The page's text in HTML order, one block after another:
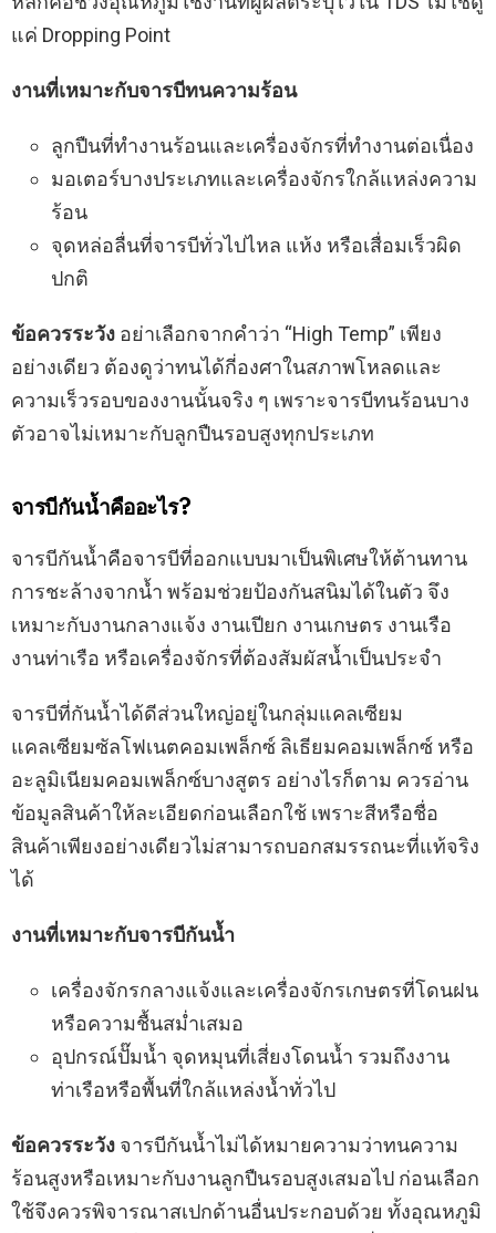
แค่ Dropping Point
งานที่เหมาะกับจารบีทนความร้อน
ลูกปืนที่ทำงานร้อนและเครื่องจักรที่ทำงานต่อเนื่อง
มอเตอร์บางประเภทและเครื่องจักรใกล้แหล่งความ
ร้อน
จุดหล่อลื่นที่จารบีทั่วไปไหล แห้ง หรือเสื่อมเร็วผิด
ปกติ
ข้อควรระวัง อย่าเลือกจากคำว่า “High Temp” เพียง
อย่างเดียว ต้องดูว่าทนได้กี่องศาในสภาพโหลดและ
ความเร็วรอบของงานนั้นจริง ๆ เพราะจารบีทนร้อนบาง
ตัวอาจไม่เหมาะกับลูกปืนรอบสูงทุกประเภท
จารบีกันน้ำคืออะไร?
จารบีกันน้ำคือจารบีที่ออกแบบมาเป็นพิเศษให้ต้านทาน
การชะล้างจากน้ำ พร้อมช่วยป้องกันสนิมได้ในตัว จึง
เหมาะกับงานกลางแจ้ง งานเปียก งานเกษตร งานเรือ
งานท่าเรือ หรือเครื่องจักรที่ต้องสัมผัสน้ำเป็นประจำ
จารบีที่กันน้ำได้ดีส่วนใหญ่อยู่ในกลุ่มแคลเซียม
แคลเซียมซัลโฟเนตคอมเพล็กซ์ ลิเธียมคอมเพล็กซ์ หรือ
อะลูมิเนียมคอมเพล็กซ์บางสูตร อย่างไรก็ตาม ควรอ่าน
ข้อมูลสินค้าให้ละเอียดก่อนเลือกใช้ เพราะสีหรือชื่อ
สินค้าเพียงอย่างเดียวไม่สามารถบอกสมรรถนะที่แท้จริง
ได้
งานที่เหมาะกับจารบีกันน้ำ
เครื่องจักรกลางแจ้งและเครื่องจักรเกษตรที่โดนฝน
หรือความชื้นสม่ำเสมอ
อุปกรณ์ปั๊มน้ำ จุดหมุนที่เสี่ยงโดนน้ำ รวมถึงงาน
ท่าเรือหรือพื้นที่ใกล้แหล่งน้ำทั่วไป
ข้อควรระวัง จารบีกันน้ำไม่ได้หมายความว่าทนความ
ร้อนสูงหรือเหมาะกับงานลูกปืนรอบสูงเสมอไป ก่อนเลือก
ใช้จึงควรพิจารณาสเปกด้านอื่นประกอบด้วย ทั้งอุณหภูมิ